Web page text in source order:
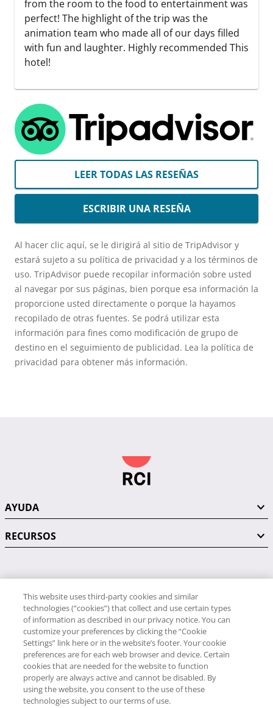
from the room to the food to entertainment was
perfect! The highlight of the trip was the
animation team who made all of our days filled
with fun and laughter. Highly recommended This
hotel!
LEER TODAS LAS RESEÑAS
ESCRIBIR UNA RESEÑA
Al hacer clic aquí, se le dirigirá al sitio de TripAdvisor y
estará sujeto a su política de privacidad y a los términos de
uso. TripAdvisor puede recopilar información sobre usted
al navegar por sus páginas, bien porque esa información la
proporcione usted directamente o porque la hayamos
recopilado de otras fuentes. Se podrá utilizar esta
información para fines como modificación de grupo de
destino en el seguimiento de publicidad. Lea la política de
privacidad para obtener más información.
AYUDA
RECURSOS
PÓNGASE EN CONTACTO CON NOSOTROS
RCI
34 91 406 9058
RCI Travel
34 91 406 9059
This website uses third-party cookies and similar
technologies (“cookies”) that collect and use certain types
of information as described in our privacy notice. You can
customize your preferences by clicking the “Cookie
Settings” link here or in the website’s footer. Your cookie
preferences are for each web browser and device. Certain
cookies that are needed for the website to function
properly are always active and cannot be disabled. By
using the website, you consent to the use of these
technologies subject to our terms of use.